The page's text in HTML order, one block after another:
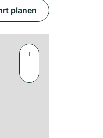
planen
+
−